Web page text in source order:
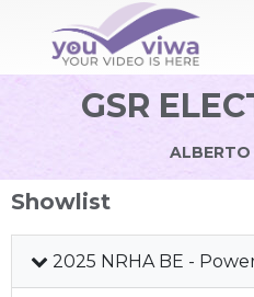
GSR
Showlist
2025 NRHA BE -